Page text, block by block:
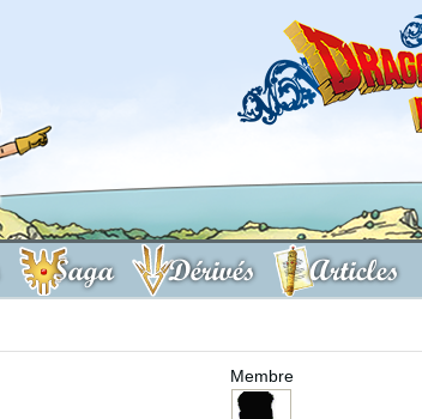
Saga Dérivés Articles
Membre